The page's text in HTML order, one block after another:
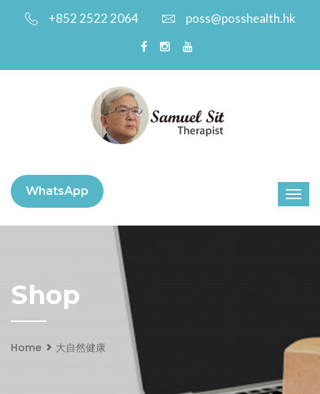
+852 2522 2064 poss@posshealth.hk
WhatsApp
Shop
Home 大自然健康